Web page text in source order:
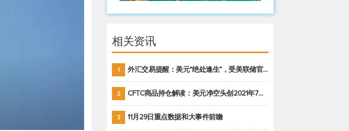
相关资讯
1 外汇交易提醒：美元“绝处逢生”，受美联储官员鹰派讲话支撑
2 CFTC商品持仓解读：美元净空头创2021年7月以来最大，黄金期货投机性净多头头寸减少
3 11月29日重点数据和大事件前瞻